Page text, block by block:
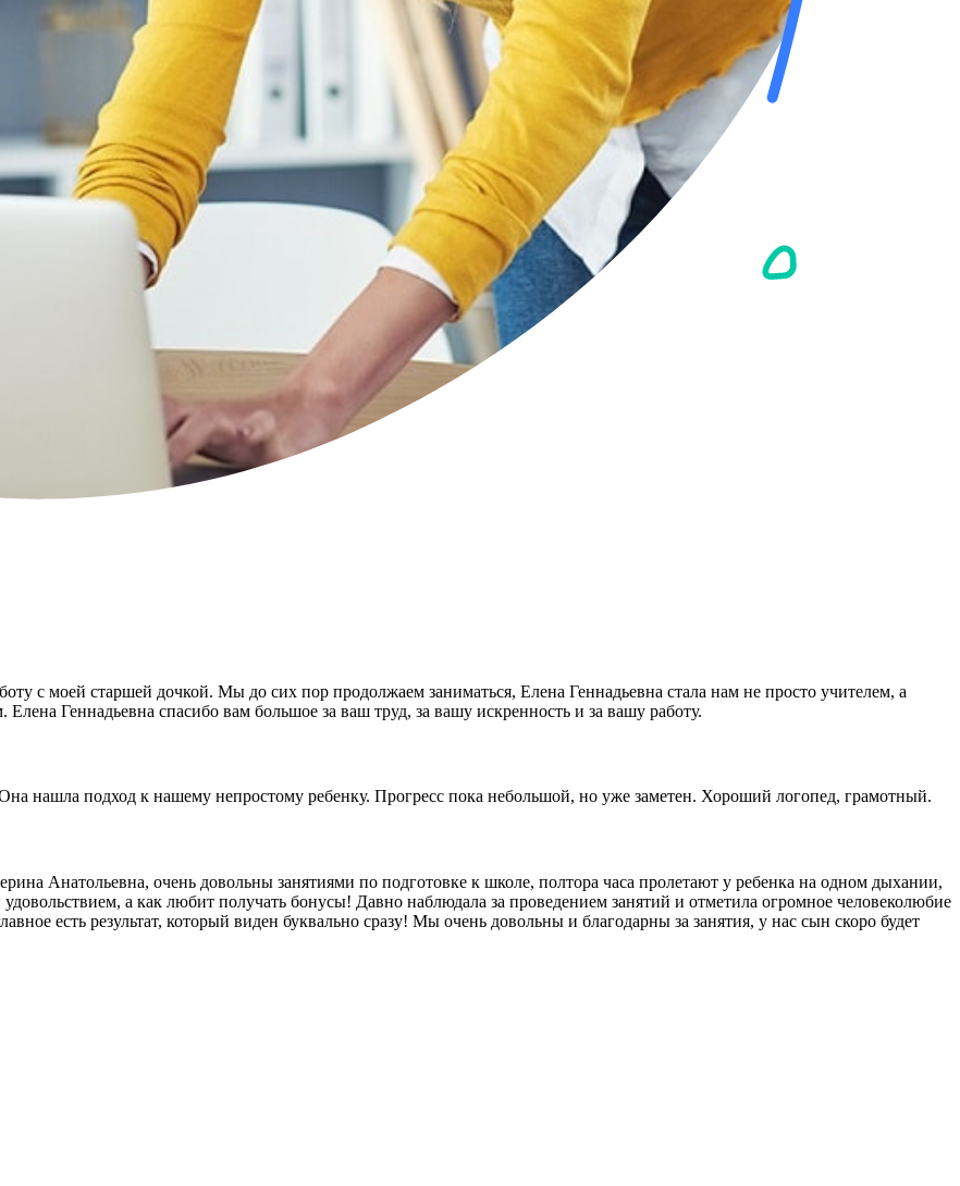
с моей старшей дочкой. Мы до сих пор продолжаем заниматься, Елена Геннадьевна стала нам не просто учителем, а
Геннадьевна спасибо вам большое за ваш труд, за вашу искренность и за вашу работу.
нашла подход к нашему непростому ребенку. Прогресс пока небольшой, но уже заметен. Хороший логопед, грамотный.
Анатольевна, очень довольны занятиями по подготовке к школе, полтора часа пролетают у ребенка на одном дыхании,
а как любит получать бонусы! Давно наблюдала за проведением занятий и отметила огромное человеколюбие
есть результат, который виден буквально сразу! Мы очень довольны и благодарны за занятия, у нас сын скоро будет